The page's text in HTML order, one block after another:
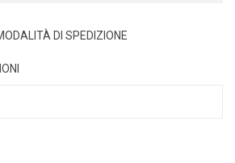
DI SPEDIZIONE